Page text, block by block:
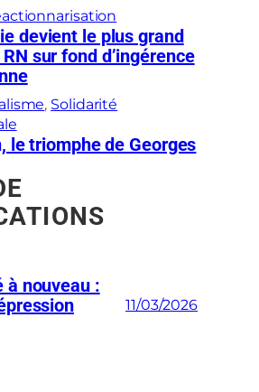
devient le plus grand
sur fond d’ingérence
, Solidarité
le triomphe de Georges
à nouveau :
11/03/2026